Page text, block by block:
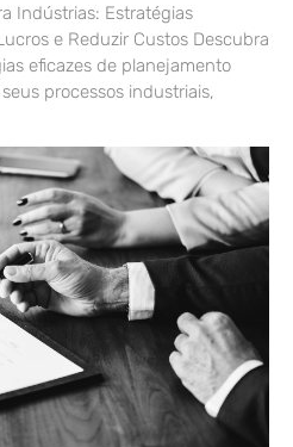
Indústrias: Estratégias
e Reduzir Custos Descubra
eficazes de planejamento
processos industriais,